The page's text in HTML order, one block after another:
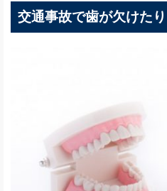
交通事故で歯が欠けた